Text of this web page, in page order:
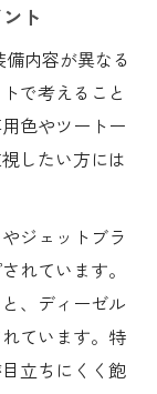
ト
内容が異なる
で考えること
色やツートー
したい方には
ジェットブラ
れています。
、ディーゼル
ています。特
立ちにくく飽